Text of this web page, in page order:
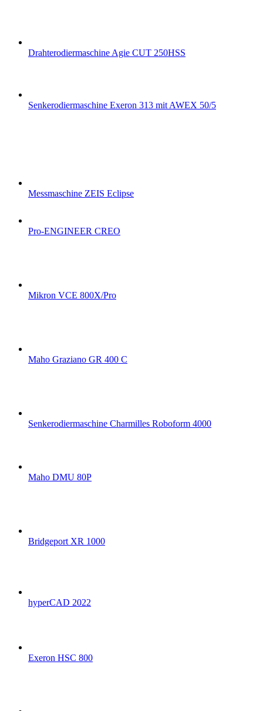
Drahterodiermaschine Agie CUT 250HSS
Senkerodiermaschine Exeron 313 mit AWEX 50/5
Messmaschine ZEIS Eclipse
Pro-ENGINEER CREO
Mikron VCE 800X/Pro
Maho Graziano GR 400 C
Senkerodiermaschine Charmilles Roboform 4000
Maho DMU 80P
Bridgeport XR 1000
hyperCAD 2022
Exeron HSC 800